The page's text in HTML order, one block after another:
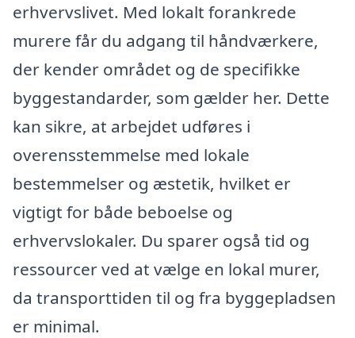
erhvervslivet. Med lokalt forankrede
murere får du adgang til håndværkere,
der kender området og de specifikke
byggestandarder, som gælder her. Dette
kan sikre, at arbejdet udføres i
overensstemmelse med lokale
bestemmelser og æstetik, hvilket er
vigtigt for både beboelse og
erhvervslokaler. Du sparer også tid og
ressourcer ved at vælge en lokal murer,
da transporttiden til og fra byggepladsen
er minimal.